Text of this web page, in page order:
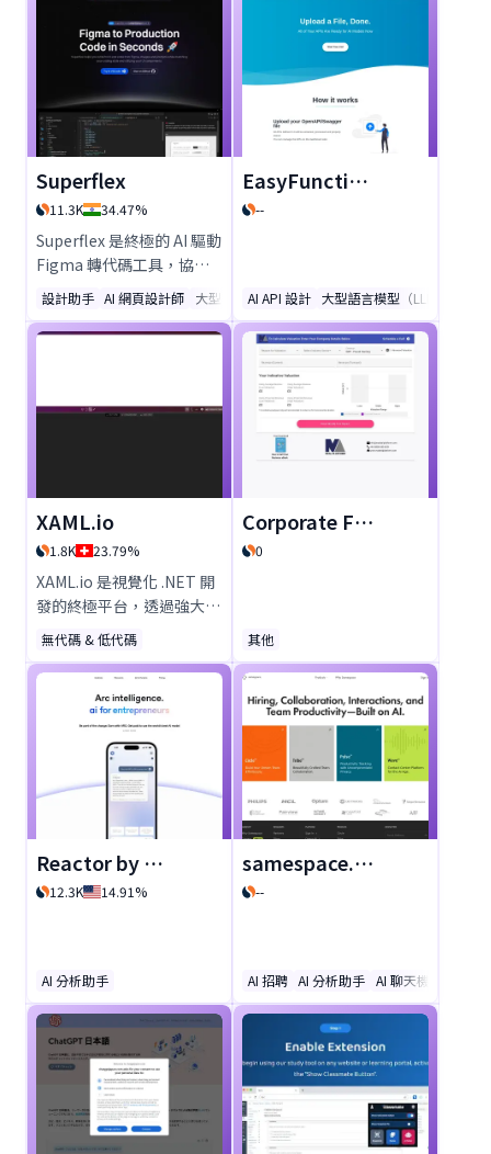
Superflex
11.3K 34.47%
Superflex 是終極的 AI 驅動
Figma 轉代碼工具，協助
開發者以 10 倍速度交付產
品。立即將 Figma 設計、
圖片和提示轉換為簡潔、可
風格，整合現有 UI 組件，
設計助手 AI 網頁設計師 大型語言模型（LLMs）
EasyFunctionCall
--
AI API 設計 大型語言模型（LLMs）
XAML.io
1.8K 23.79%
XAML.io 是視覺化 .NET 開
發的終極平台，透過強大的
工具簡化 UI 設計。利用專
為開發者量身打造的直覺功
能，提升生產力。立即體驗
無縫的 XAML 編碼與設計。
無代碼 & 低代碼
Corporate Finance App
0
其他
Reactor by ARC
12.3K 14.91%
AI 分析助手
samespace.com
--
AI 招聘 AI 分析助手 AI 聊天機器人